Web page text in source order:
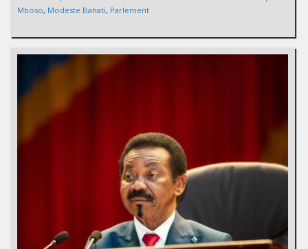
Mboso, Modeste Bahati, Parlement